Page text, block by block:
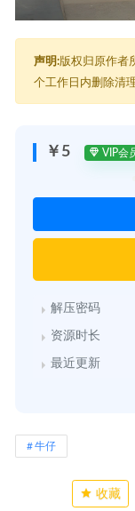
声明:版权归原作者
个工作日内删除清
￥5 VIP会
解压密码
资源时长
最近更新
牛仔
收藏